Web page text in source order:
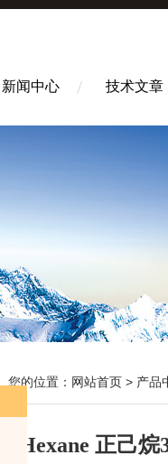
新闻中心 技术文章
您的位置： 网站首页 > 产品
n-Hexane 正己烷